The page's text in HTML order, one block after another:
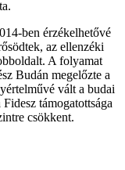
ben érzékelhetővé
az ellenzéki
A folyamat
Budán megelőzte a
vált a budai
támogatottsága
csökkent.